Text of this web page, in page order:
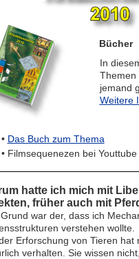
Bücher
In
Themen
jemand
Weitere
• Das Buch zum Thema
• Filmsequenezen bei Youttube
hatte ich mich mit
früher auch mit
war der, dass ich
verstehen wollte.
Erforschung von Tieren hat
verhalten. Sie wissen